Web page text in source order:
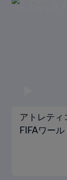
アトレティ
FIFAワー